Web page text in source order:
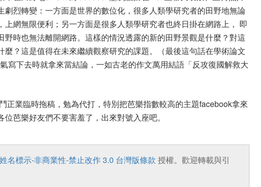
劇烈轉變：一方面是世界的數位化，很多人類學研究者的田野地無論
上網無限便利；另一方面是很多人類學研究者也終日掛在網路上， 即
野時也無法離開網路。這樣的情況透露的新的田野景觀是什麼？對這
麼？這是值得在未來繼續觀察研究的課題。（最後這句話在學術論文
寫下去時就拿來當結論，一如古老的作文萬用結語「反攻復國解救大
正業臨時拖稿，勉為代打，特別把芭樂指數較高的主題facebook拿來
芭樂好友們不要害羞了，出來對號入座吧。
名標示-非商業性-禁止改作 3.0 台灣版條款 授權。歡迎轉載與引